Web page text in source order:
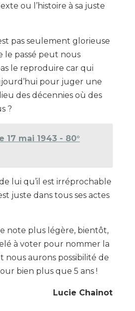
ou l’histoire à sa juste
pas seulement glorieuse
le passé peut nous
le reproduire car qui
pour juger une
des décennies où des
?
17 mai 1943 - 80°
lui qu’il est irréprochable
juste dans tous ses actes
note plus légère, bientôt,
à voter pour nommer la
nous aurons possibilité de
bien plus que 5 ans !
Lucie Chainot